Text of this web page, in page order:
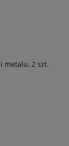
metalu, 2 szt.